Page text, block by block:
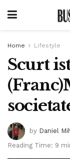
Home Lifestyle
Scurt
by Daniel
Reading Time: 9